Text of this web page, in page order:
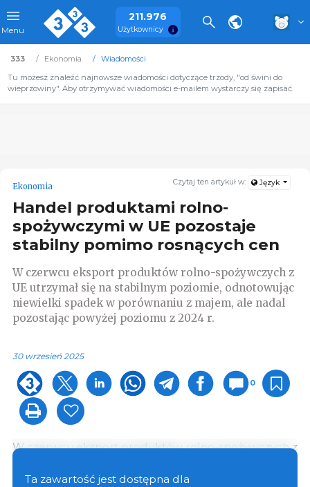
Menu
211.976
Użytkownicy
333 Ekonomia
Wiadomości
Tu możesz znaleźć najnowsze wiadomości dotyczące trzody, "od świni do
wieprzowiny". Aby otrzymywać wiadomości e-mailem wystarczy się zapisać.
Czytaj ten artykuł w: Język
Ekonomia
Handel produktami rolno-
spożywczymi w UE pozostaje
stabilny pomimo rosnących cen
W czerwcu eksport produktów rolno-spożywczych z
UE utrzymał się na stabilnym poziomie, odnotowując
niewielki spadek w porównaniu z majem, ale nadal
pozostając powyżej poziomu z 2024 r.
30 wrzesień 2025
0
W czerwcu eksport produktów rolno-spożywczych z
spadek o 4% w porównaniu z majem, ale nadal jest o
Ta zawartość jest dostępna dla